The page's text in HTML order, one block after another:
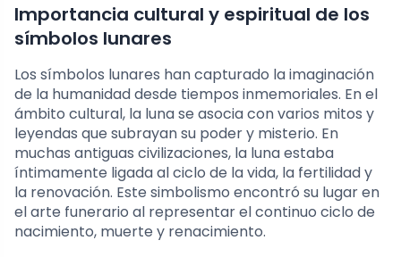
Importancia cultural y espiritual de los
símbolos lunares
Los símbolos lunares han capturado la imaginación
de la humanidad desde tiempos inmemoriales. En el
ámbito cultural, la luna se asocia con varios mitos y
leyendas que subrayan su poder y misterio. En
muchas antiguas civilizaciones, la luna estaba
íntimamente ligada al ciclo de la vida, la fertilidad y
la renovación. Este simbolismo encontró su lugar en
el arte funerario al representar el continuo ciclo de
nacimiento, muerte y renacimiento.